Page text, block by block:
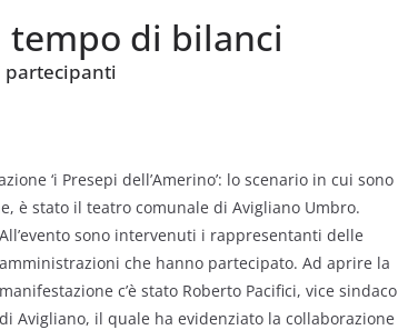
tempo di bilanci
partecipanti
‘i Presepi dell’Amerino’: lo scenario in cui sono
è stato il teatro comunale di Avigliano Umbro.
All’evento sono intervenuti i rappresentanti delle
amministrazioni che hanno partecipato. Ad aprire la
manifestazione c’è stato Roberto Pacifici, vice sindaco
di Avigliano, il quale ha evidenziato la collaborazione